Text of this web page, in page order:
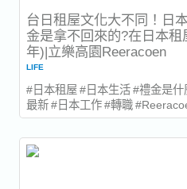
台日租屋文化大不同！日
金是拿不回來的?在日本
年)|立樂高園Reeracoen
LIFE
#日本租屋 #日本生活 #禮金是
最新 #日本工作 #轉職
每日更新5件！...